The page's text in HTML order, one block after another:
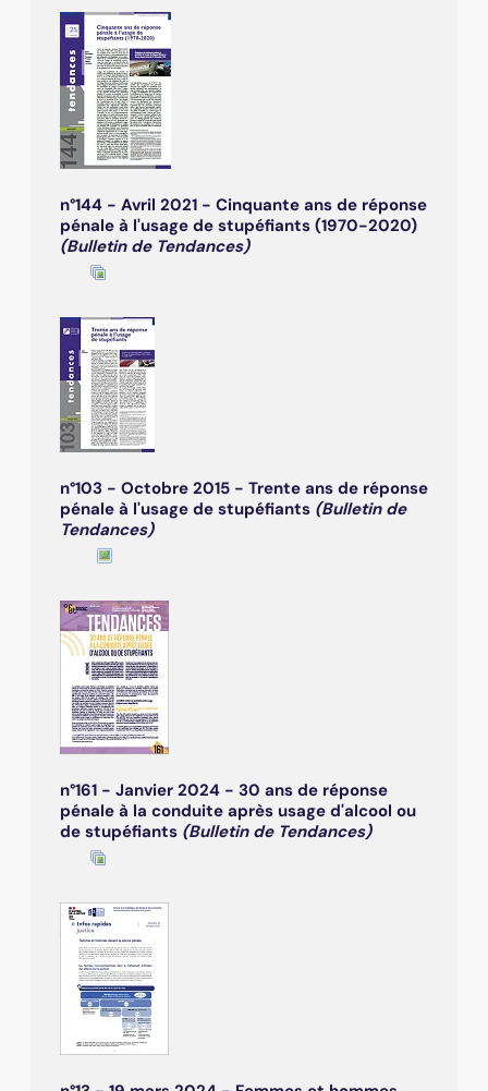
n°144 - Avril 2021 - Cinquante ans de réponse
pénale à l'usage de stupéfiants (1970-2020)
(Bulletin de Tendances)
n°103 - Octobre 2015 - Trente ans de réponse
pénale à l'usage de stupéfiants (Bulletin de
Tendances)
n°161 - Janvier 2024 - 30 ans de réponse
pénale à la conduite après usage d'alcool ou
de stupéfiants (Bulletin de Tendances)